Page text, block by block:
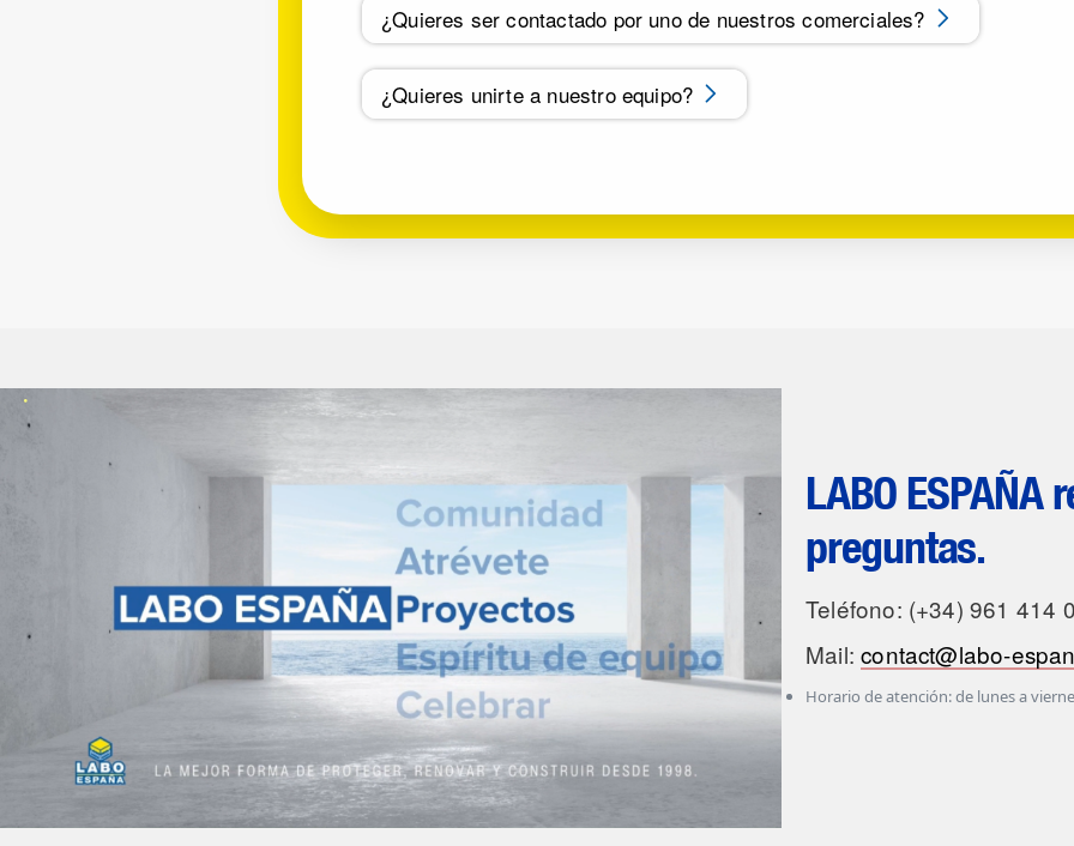
¿Quieres ser contactado por uno de nuestros comerciales?
¿Quieres unirte a nuestro equipo?
LABO ESPAÑA
preguntas.
Teléfono: (+34) 961 414
Mail:contact@labo-
Horario de atención: de lunes a